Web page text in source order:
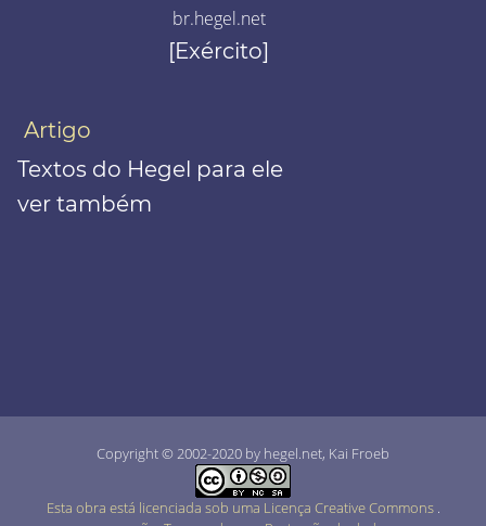
br.hegel.net
[Exército]
Artigo
Textos do Hegel para ele
ver também
Copyright © 2002-2020 by hegel.net, Kai Froeb
Esta obra está licenciada sob uma Licença Creative Commons .